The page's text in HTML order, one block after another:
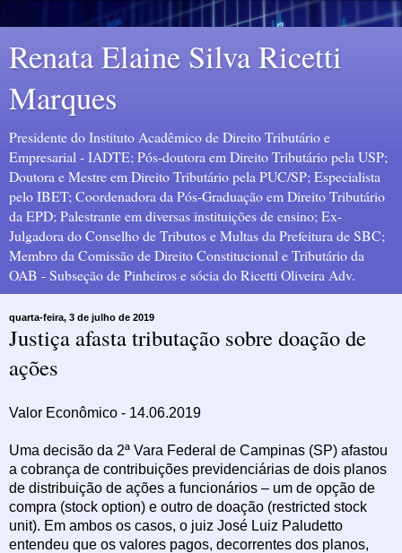
Renata Elaine Silva Ricetti
Marques
Presidente do Instituto Acadêmico de Direito Tributário e
Empresarial - IADTE; Pós-doutora em Direito Tributário pela USP;
Doutora e Mestre em Direito Tributário pela PUC/SP; Especialista
pelo IBET; Coordenadora da Pós-Graduação em Direito Tributário
da EPD; Palestrante em diversas instituições de ensino; Ex-
Julgadora do Conselho de Tributos e Multas da Prefeitura de SBC;
Membro da Comissão de Direito Constitucional e Tributário da
OAB - Subseção de Pinheiros e sócia do Ricetti Oliveira Adv.
quarta-feira, 3 de julho de 2019
Justiça afasta tributação sobre doação de
ações
Valor Econômico - 14.06.2019
Uma decisão da 2ª Vara Federal de Campinas (SP) afastou
a cobrança de contribuições previdenciárias de dois planos
de distribuição de ações a funcionários – um de opção de
compra (stock option) e outro de doação (restricted stock
unit). Em ambos os casos, o juiz José Luiz Paludetto
entendeu que os valores pagos, decorrentes dos planos,